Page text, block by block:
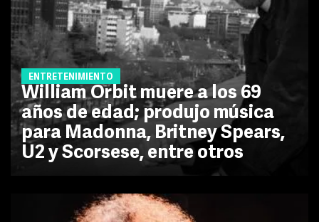
ENTRETENIMIENTO
William Orbit muere a los 69
años de edad; produjo música
para Madonna, Britney Spears,
U2 y Scorsese, entre otros